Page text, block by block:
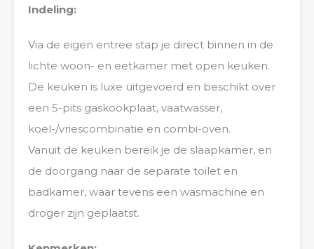
Indeling:
Via de eigen entree stap je direct binnen in de
lichte woon- en eetkamer met open keuken.
De keuken is luxe uitgevoerd en beschikt over
een 5-pits gaskookplaat, vaatwasser,
koel-/vriescombinatie en combi-oven.
Vanuit de keuken bereik je de slaapkamer, en
de doorgang naar de separate toilet en
badkamer, waar tevens een wasmachine en
droger zijn geplaatst.